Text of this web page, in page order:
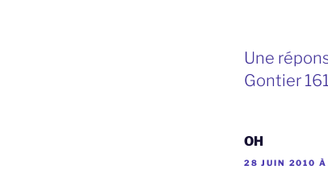
Une
Gontier
OH
28 JUIN 2010